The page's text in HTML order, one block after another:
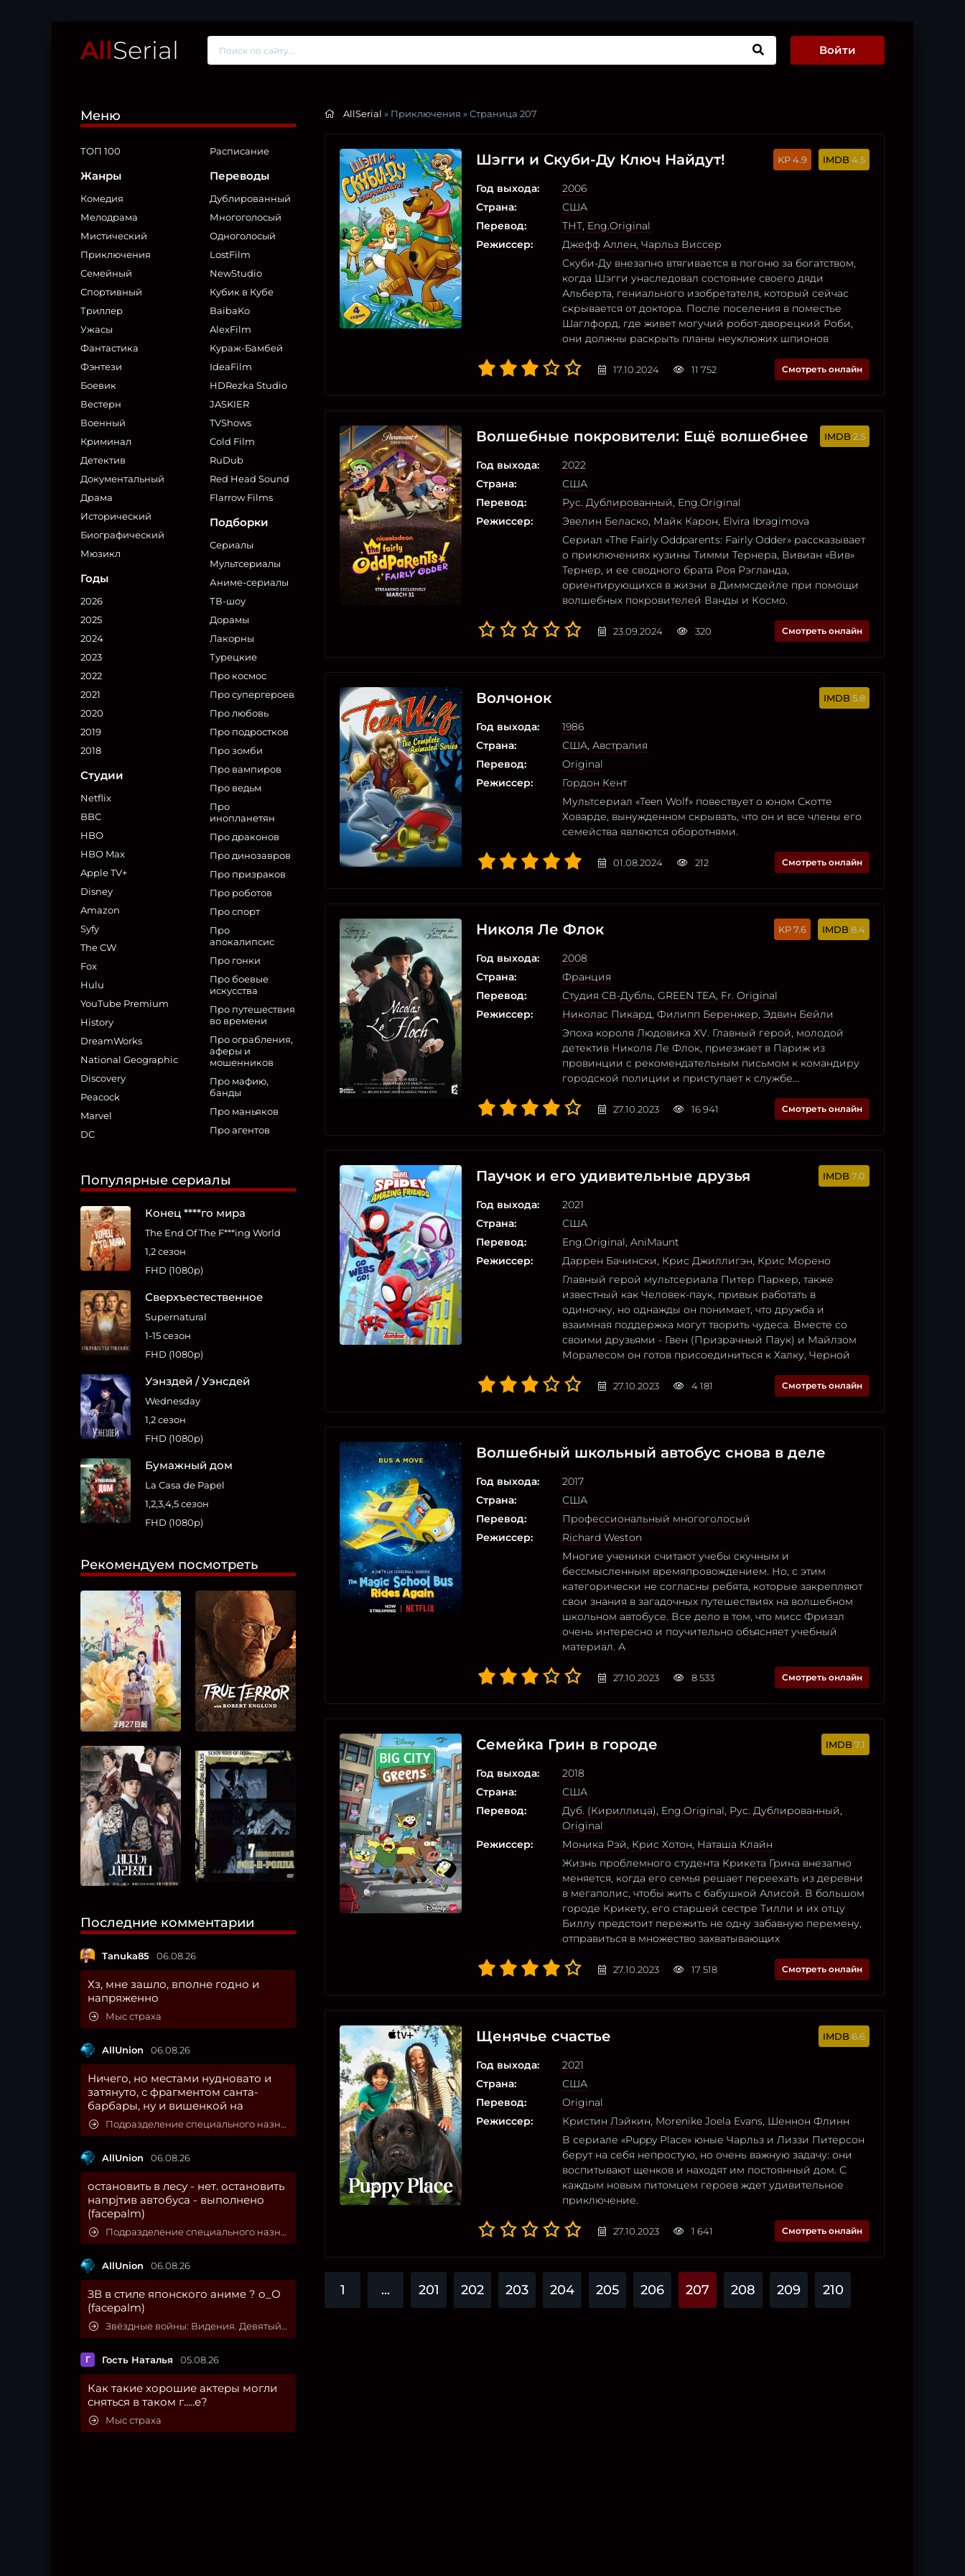
AllSerial Войти
Меню
ТОП 100
Жанры
Комедия
Мелодрама
Мистический
Приключения
Семейный
Спортивный
Триллер
Ужасы
Фантастика
Фэнтези
Боевик
Вестерн
Военный
Криминал
Детектив
Документальный
Драма
Исторический
Биографический
Мюзикл
Годы
2026
2025
2024
2023
2022
2021
2020
2019
2018
Студии
Netflix
BBC
HBO
HBO Max
Apple TV+
Disney
Amazon
Syfy
The CW
Fox
Hulu
YouTube Premium
History
DreamWorks
National Geographic
Discovery
Peacock
Marvel
DC
Расписание
Переводы
Дублированный
Многоголосый
Одноголосый
LostFilm
NewStudio
Кубик в Кубе
BaibaKo
AlexFilm
Кураж-Бамбей
IdeaFilm
HDRezka Studio
JASKIER
TVShows
Cold Film
RuDub
Red Head Sound
Flarrow Films
Подборки
Сериалы
Мультсериалы
Аниме-сериалы
ТВ-шоу
Дорамы
Лакорны
Турецкие
Про космос
Про супергероев
Про любовь
Про подростков
Про зомби
Про вампиров
Про ведьм
Про
инопланетян
Про драконов
Про динозавров
Про призраков
Про роботов
Про спорт
Про
апокалипсис
Про гонки
Про боевые
искусства
Про путешествия
во времени
Про ограбления,
аферы и
мошенников
Про мафию,
банды
Про маньяков
Про агентов
Популярные сериалы
Конец ****го мира
The End Of The F***ing World
1,2 сезон
FHD (1080p)
Сверхъестественное
Supernatural
1-15 сезон
FHD (1080p)
Уэнздей / Уэнсдей
Wednesday
1,2 сезон
FHD (1080p)
Бумажный дом
La Casa de Papel
1,2,3,4,5 сезон
FHD (1080p)
Рекомендуем посмотреть
Последние комментарии
Tanuka85 06.08.26
Хз, мне зашло, вполне годно и
напряженно
Мыс страха
AllUnion 06.08.26
Ничего, но местами нудновато и
затянуто, с фрагментом санта-
барбары, ну и вишенкой на
Подразделение специального назначения
AllUnion 06.08.26
остановить в лесу - нет. остановить
напрjтив автобуса - выполнено
(facepalm)
Подразделение специального назначения
AllUnion 06.08.26
ЗВ в стиле японского аниме ? о_О
(facepalm)
Звёздные войны: Видения. Девятый джедай
Г Гость Наталья 05.08.26
Как такие хорошие актеры могли
сняться в таком г.....е?
Мыс страха
AllSerial » Приключения » Страница 207
Шэгги и Скуби-Ду Ключ Найдут! 4.9 4.5
Год выхода:
2006
Страна:
США
Перевод:
ТНТ, Eng.Original
Режиссер:
Джефф Аллен, Чарльз Виссер
Скуби-Ду внезапно втягивается в погоню за богатством,
когда Шэгги унаследовал состояние своего дяди
Альберта, гениального изобретателя, который сейчас
скрывается от доктора. После поселения в поместье
Шаглфорд, где живет могучий робот-дворецкий Роби,
они должны раскрыть планы неуклюжих шпионов
17.10.2024 11 752 Смотреть онлайн
Волшебные покровители: Ещё волшебнее 2.5
Год выхода:
2022
Страна:
США
Перевод:
Рус. Дублированный, Eng.Original
Режиссер:
Эвелин Беласко, Майк Карон, Elvira Ibragimova
Сериал «The Fairly Oddparents: Fairly Odder» рассказывает
о приключениях кузины Тимми Тернера, Вивиан «Вив»
Тернер, и ее сводного брата Роя Рэгланда,
ориентирующихся в жизни в Диммсдейле при помощи
волшебных покровителей Ванды и Космо.
23.09.2024 320 Смотреть онлайн
Волчонок 5.8
Год выхода:
1986
Страна:
США, Австралия
Перевод:
Original
Режиссер:
Гордон Кент
Мультсериал «Teen Wolf» повествует о юном Скотте
Ховарде, вынужденном скрывать, что он и все члены его
семейства являются оборотнями.
01.08.2024 212 Смотреть онлайн
Николя Ле Флок 7.6 8.4
Год выхода:
2008
Страна:
Франция
Перевод:
Студия СВ-Дубль, GREEN TEA, Fr. Original
Режиссер:
Николас Пикард, Филипп Беренжер, Эдвин Бейли
Эпоха короля Людовика XV. Главный герой, молодой
детектив Николя Ле Флок, приезжает в Париж из
провинции с рекомендательным письмом к командиру
городской полиции и приступает к службе...
27.10.2023 16 941 Смотреть онлайн
Паучок и его удивительные друзья 7.0
Год выхода:
2021
Страна:
США
Перевод:
Eng.Original, AniMaunt
Режиссер:
Даррен Бачински, Крис Джиллигэн, Крис Морено
Главный герой мультсериала Питер Паркер, также
известный как Человек-паук, привык работать в
одиночку, но однажды он понимает, что дружба и
взаимная поддержка могут творить чудеса. Вместе со
своими друзьями - Гвен (Призрачный Паук) и Майлзом
Моралесом он готов присоединиться к Халку, Черной
27.10.2023 4 181 Смотреть онлайн
Волшебный школьный автобус снова в деле
Год выхода:
2017
Страна:
США
Перевод:
Профессиональный многоголосый
Режиссер:
Richard Weston
Многие ученики считают учебы скучным и
бессмысленным времяпровождением. Но, с этим
категорически не согласны ребята, которые закрепляют
свои знания в загадочных путешествиях на волшебном
школьном автобусе. Все дело в том, что мисс Фриззл
очень интересно и поучительно объясняет учебный
материал. А
27.10.2023 8 533 Смотреть онлайн
Семейка Грин в городе 7.1
Год выхода:
2018
Страна:
США
Перевод:
Дуб. (Кириллица), Eng.Original, Рус. Дублированный,
Original
Режиссер:
Моника Рэй, Крис Хотон, Наташа Клайн
Жизнь проблемного студента Крикета Грина внезапно
меняется, когда его семья решает переехать из деревни
в мегаполис, чтобы жить с бабушкой Алисой. В большом
городе Крикету, его старшей сестре Тилли и их отцу
Биллу предстоит пережить не одну забавную перемену,
отправиться в множество захватывающих
27.10.2023 17 518 Смотреть онлайн
Щенячье счастье 6.6
Год выхода:
2021
Страна:
США
Перевод:
Original
Режиссер:
Кристин Лэйкин, Morenike Joela Evans, Шеннон Флинн
В сериале «Puppy Place» юные Чарльз и Лиззи Питерсон
берут на себя непростую, но очень важную задачу: они
воспитывают щенков и находят им постоянный дом. С
каждым новым питомцем героев ждет удивительное
приключение.
27.10.2023 1 641 Смотреть онлайн
1 ... 201 202 203 204 205 206 207 208 209 210